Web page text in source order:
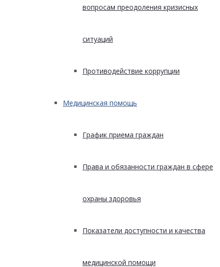
вопросам преодоления кризисных
ситуаций
Противодействие коррупции
Медицинская помощь
График приема граждан
Права и обязанности граждан в сфере
охраны здоровья
Показатели доступности и качества
медицинской помощи